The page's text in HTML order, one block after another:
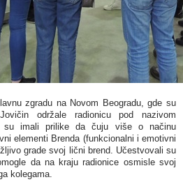
zgradu na Novom Beogradu, gde su
održale radionicu pod nazivom
su imali prilike da čuju više o načinu
elementi Brenda (funkcionalni i emotivni
grade svoj lični brend. Učestvovali su
da na kraju radionice osmisle svoj
kolegama.